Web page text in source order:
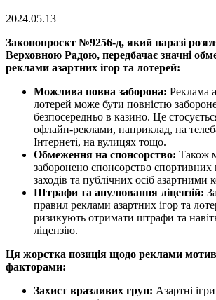
2024.05.13
Законопроєкт №9256-д, який наразі
Верховною Радою, передбачає значні
реклами азартних ігор та лотерей:
Можлива повна заборона: Реклама
лотерей може бути повністю
безпосередньо в казино. Це
офлайн-реклами, наприклад, на
Інтернеті, на вулицях тощо.
Обмеження на спонсорство: Також
заборонено спонсорство
заходів та публічних осіб азартними
Штрафи та анулювання ліцензій:
правил реклами азартних ігор та
ризикують отримати штрафи та
ліцензію.
Ця жорстка позиція щодо реклами
факторами:
Захист вразливих груп: Азартні